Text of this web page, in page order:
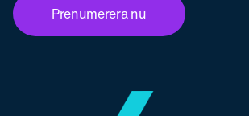
Prenumerera nu